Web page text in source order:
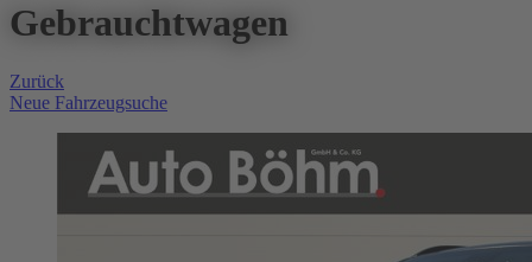
Gebrauchtwagen
Zurück
Neue Fahrzeugsuche